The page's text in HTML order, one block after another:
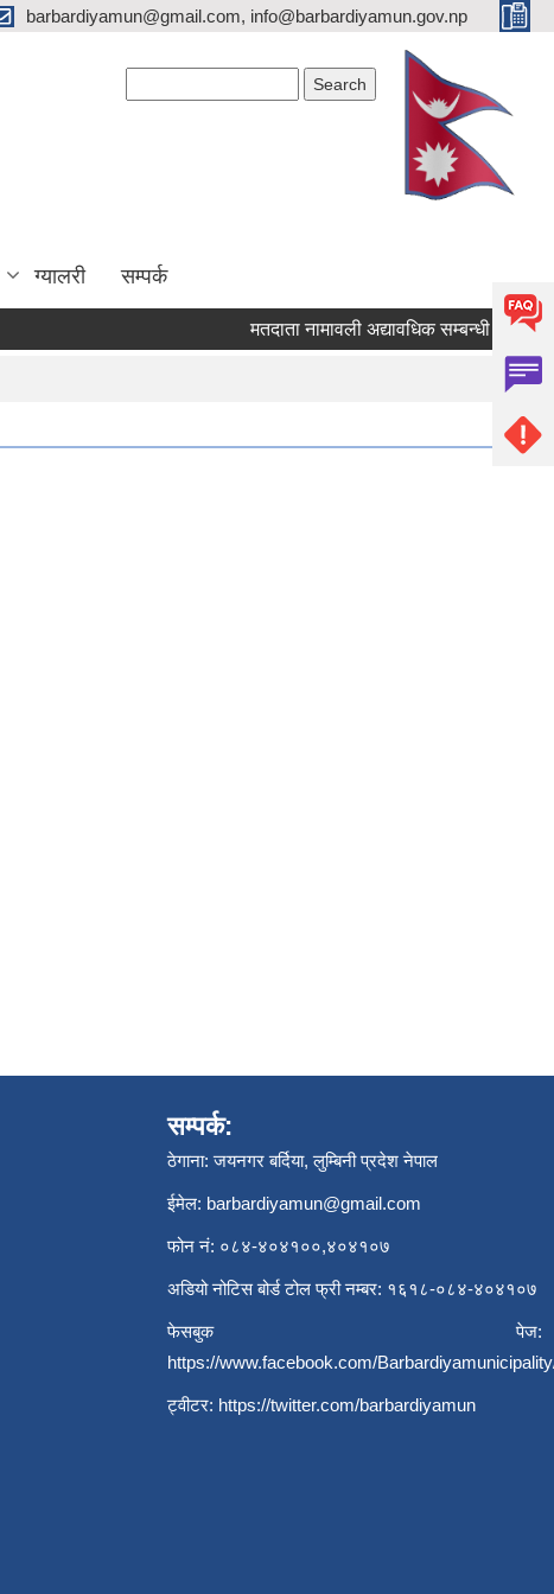
barbardiyamun@gmail.com, info@barbardiyamun.gov.np
ग्यालरी सम्पर्क
मतदाता नामावली अद्यावधिक सम्बन्धी सूचना ।
सम्पर्क:
ठेगाना: जयनगर बर्दिया, लुम्बिनी प्रदेश नेपाल
ईमेल: barbardiyamun@gmail.com
फोन नं: ०८४-४०४१००,४०४१०७
अडियो नोटिस बोर्ड टोल फ्री नम्बर: १६१८-०८४-४०४१०७
फेसबुक पेज:
https://www.facebook.com/
ट्वीटर: https://twitter.com/barbardiyamun